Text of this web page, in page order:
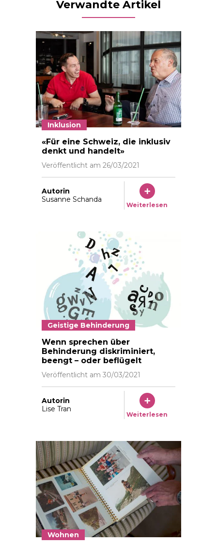
Verwandte Artikel
Islam Alijaj (links) und Christian Lohr haben sich
Inklusion
«Für eine Schweiz, die inklusiv
denkt und handelt»
Veröffentlicht am 26/03/2021
Autorin
Susanne Schanda
Weiterlesen
Das Sprechen über Behinderung ist ein Minenfeld.
Geistige Behinderung
Wenn sprechen über
Behinderung diskriminiert,
beengt – oder beflügelt
Veröffentlicht am 30/03/2021
Autorin
Lise Tran
Weiterlesen
Wohnen